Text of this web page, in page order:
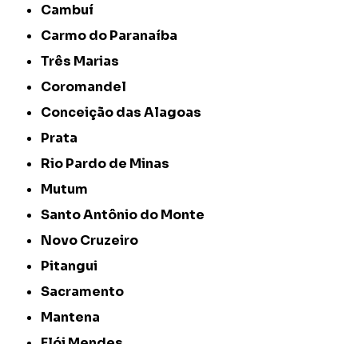
Cambuí
Carmo do Paranaíba
Três Marias
Coromandel
Conceição das Alagoas
Prata
Rio Pardo de Minas
Mutum
Santo Antônio do Monte
Novo Cruzeiro
Pitangui
Sacramento
Mantena